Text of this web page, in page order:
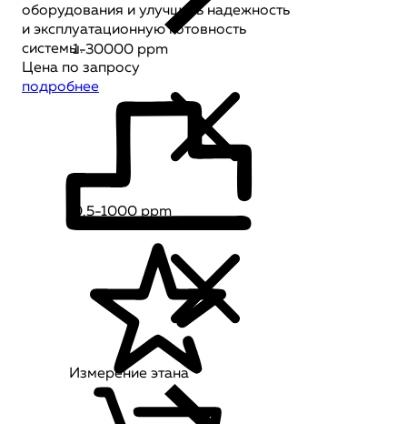
оборудования и улучшать надежность
и эксплуатационную готовность
системы.
Цена по запросу
подробнее
1-30000 ppm
0,5-1000 ppm
Измерение этана